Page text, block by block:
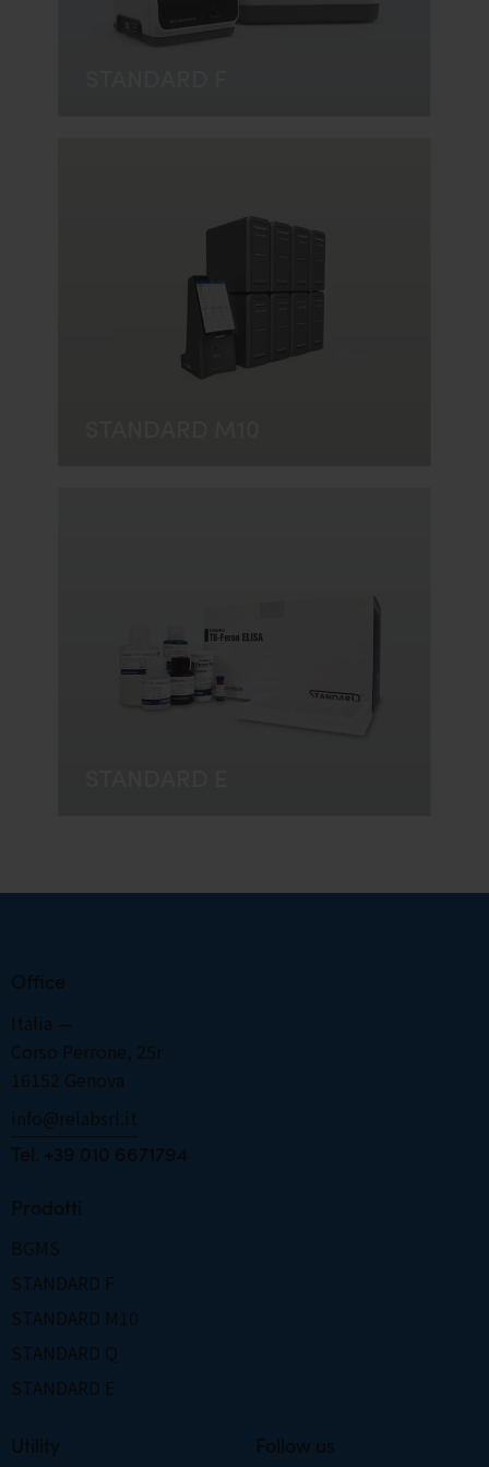
Office
Italia —
Corso Perrone, 25r
16152 Genova
info@relabsrl.it
­­­­­­­­­­­­­­­­­­­­­­­­Tel. +39 010 6671794
Prodotti
BGMS
STANDARD F
STANDARD M10
STANDARD Q
STANDARD E
Utility Follow us